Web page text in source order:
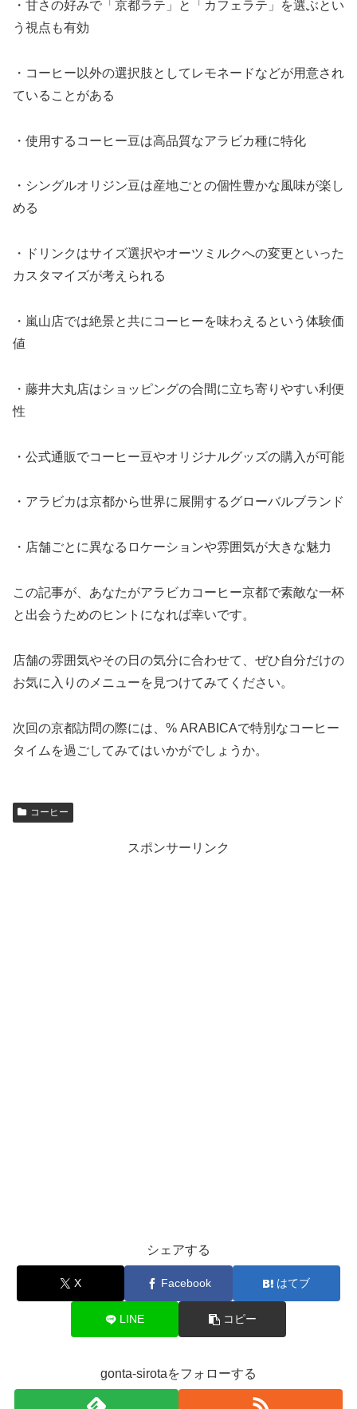
・甘さの好みで「京都ラテ」と「カフェラテ」を選ぶとい
う視点も有効
・コーヒー以外の選択肢としてレモネードなどが用意され
ていることがある
・使用するコーヒー豆は高品質なアラビカ種に特化
・シングルオリジン豆は産地ごとの個性豊かな風味が楽し
める
・ドリンクはサイズ選択やオーツミルクへの変更といった
カスタマイズが考えられる
・嵐山店では絶景と共にコーヒーを味わえるという体験価
値
・藤井大丸店はショッピングの合間に立ち寄りやすい利便
性
・公式通販でコーヒー豆やオリジナルグッズの購入が可能
・アラビカは京都から世界に展開するグローバルブランド
・店舗ごとに異なるロケーションや雰囲気が大きな魅力
この記事が、あなたがアラビカコーヒー京都で素敵な一杯
と出会うためのヒントになれば幸いです。
店舗の雰囲気やその日の気分に合わせて、ぜひ自分だけの
お気に入りのメニューを見つけてみてください。
次回の京都訪問の際には、% ARABICAで特別なコーヒー
タイムを過ごしてみてはいかがでしょうか。
コーヒー
スポンサーリンク
シェアする
X Facebook はてブ
LINE コピー
gonta-sirotaをフォローする